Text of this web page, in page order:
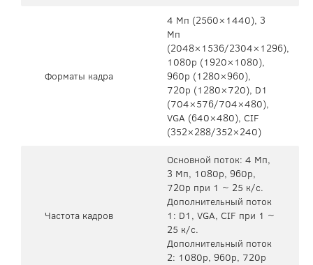
Форматы кадра
4 Mп (2560×1440), 3
Mп
(2048×1536/2304×1296),
1080p (1920×1080),
960p (1280×960),
720p (1280×720), D1
(704×576/704×480),
VGA (640×480), CIF
(352×288/352×240)
Частота кадров
Основной поток: 4 Mп,
3 Мп, 1080p, 960p,
720p при 1 ~ 25 к/с.
Дополнительный поток
1: D1, VGA, CIF при 1 ~
25 к/с.
Дополнительный поток
2: 1080p, 960p, 720p